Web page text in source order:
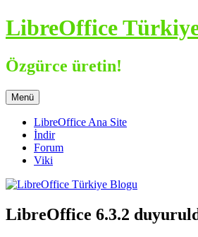
İçeriğe
atla
LibreOffice
Özgürce üretin!
Menü
LibreOffice Ana Site
İndir
Forum
Viki
LibreOffice 6.3.2